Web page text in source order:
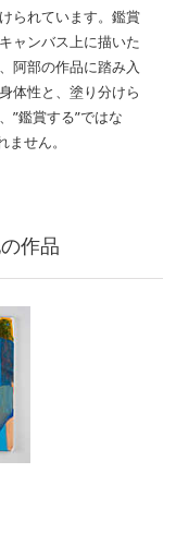
られています。鑑賞
ャンバス上に描いた
阿部の作品に踏み入
体性と、塗り分けら
”鑑賞する”ではな
せん。
作品